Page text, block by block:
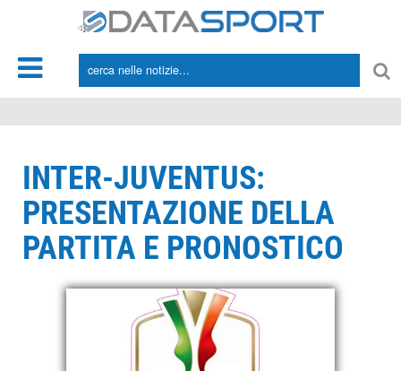
INTER-JUVENTUS:
PRESENTAZIONE DELLA
PARTITA E PRONOSTICO